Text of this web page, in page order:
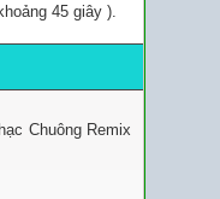
45 giây ).
Chuông Remix